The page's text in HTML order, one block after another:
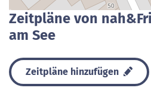
Zeitpläne von
am See
Zeitpläne hinzufügen